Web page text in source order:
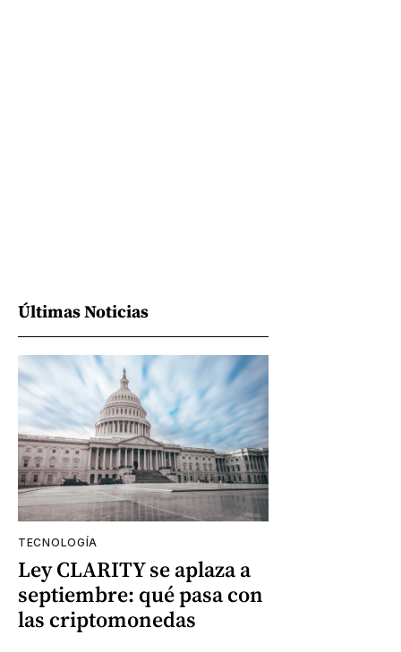
Últimas Noticias
TECNOLOGÍA
Ley CLARITY se aplaza a
septiembre: qué pasa con
las criptomonedas